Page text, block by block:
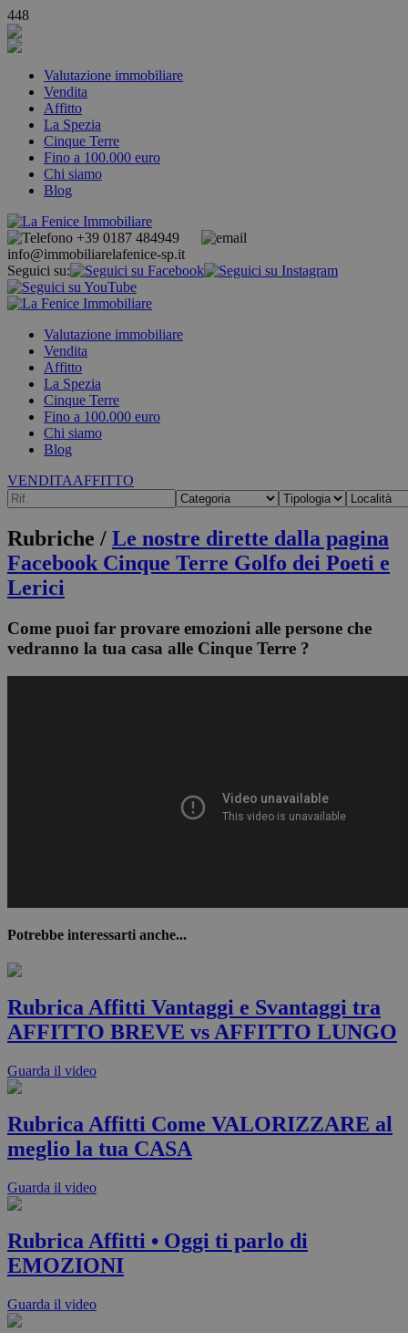
448
Valutazione immobiliare
Vendita
Affitto
La Spezia
Cinque Terre
Fino a 100.000 euro
Chi siamo
Blog
+39 0187 484949
info@immobiliarelafenice-sp.it
Seguici su:
Valutazione immobiliare
Vendita
Affitto
La Spezia
Cinque Terre
Fino a 100.000 euro
Chi siamo
Blog
VENDITAAFFITTO
Rubriche / Le nostre dirette dalla pagina
Facebook Cinque Terre Golfo dei Poeti e
Lerici
Come puoi far provare emozioni alle persone che
vedranno la tua casa alle Cinque Terre ?
Potrebbe interessarti anche...
Rubrica Affitti Vantaggi e Svantaggi tra
AFFITTO BREVE vs AFFITTO LUNGO
Guarda il video
Rubrica Affitti Come VALORIZZARE al
meglio la tua CASA
Guarda il video
Rubrica Affitti • Oggi ti parlo di
EMOZIONI
Guarda il video